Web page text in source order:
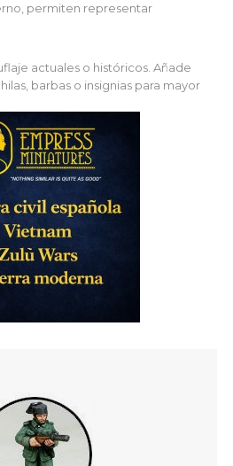
permiten representar
actuales o históricos. Añade
barbas o insignias para mayor